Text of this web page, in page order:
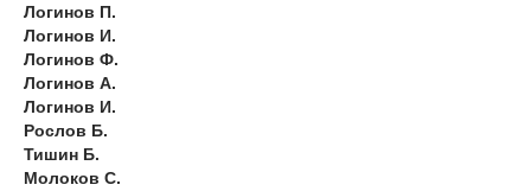
Логинов П.
Логинов И.
Логинов Ф.
Логинов А.
Логинов И.
Рослов Б.
Тишин Б.
Молоков С.